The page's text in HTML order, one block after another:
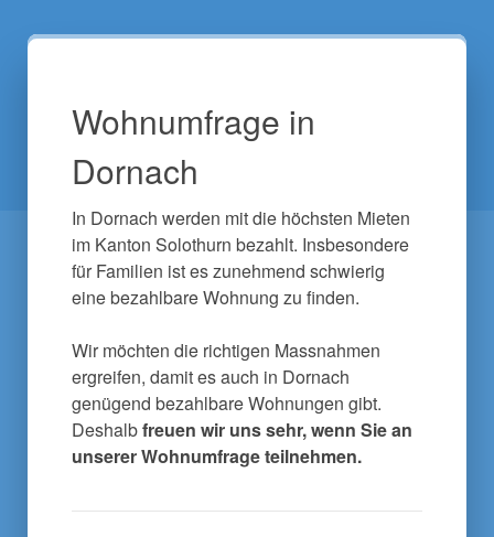
Wohnumfrage in
Dornach
In Dornach werden mit die höchsten Mieten
im Kanton Solothurn bezahlt. Insbesondere
für Familien ist es zunehmend schwierig
eine bezahlbare Wohnung zu finden.
Wir möchten die richtigen Massnahmen
ergreifen, damit es auch in Dornach
genügend bezahlbare Wohnungen gibt.
Deshalb freuen wir uns sehr, wenn Sie an
unserer Wohnumfrage teilnehmen.